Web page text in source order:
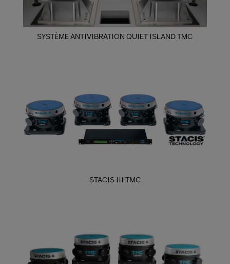
SYSTÈME ANTIVIBRATION QUIET ISLAND TMC
STACIS III TMC